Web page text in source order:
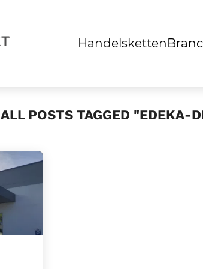
Handelsketten
ALL POSTS TAGGED "EDEKA-